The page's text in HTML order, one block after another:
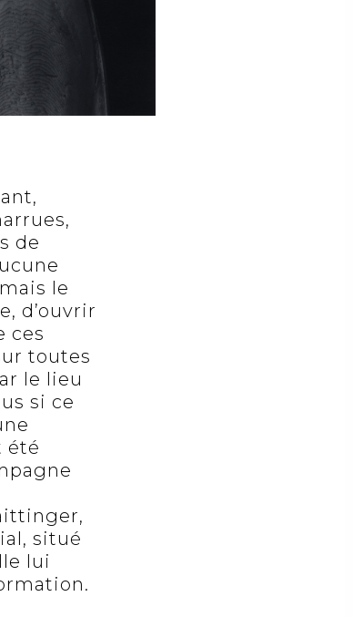
de
le
d’ouvrir
ces
toutes
le lieu
si ce
été
situé
lui